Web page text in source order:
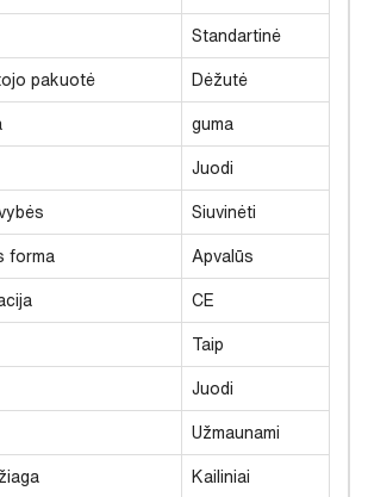
Standartinė
pakuotė Dėžutė
guma
Juodi
Siuvinėti
forma Apvalūs
CE
Taip
Juodi
Užmaunami
Kailiniai